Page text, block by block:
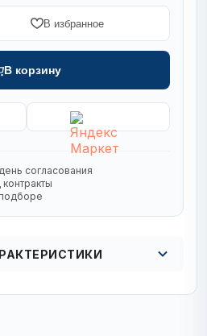
В избранное
В корзину
согласования